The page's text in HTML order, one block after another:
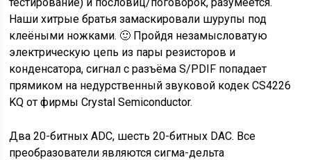
Наши хитрые братья замаскировали шурупы под
клеёными ножками. 🙂 Пройдя незамысловатую
электрическую цепь из пары резисторов и
конденсатора, сигнал с разъёма S/PDIF попадает
прямиком на недурственный звуковой кодек CS4226
KQ от фирмы Crystal Semiconductor.
Два 20-битных ADC, шесть 20-битных DAC. Все
преобразователи являются сигма-дельта